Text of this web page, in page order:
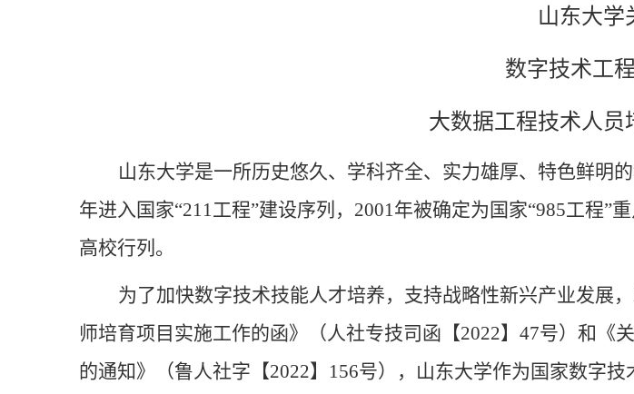
山东大学
数字技术工
大数据工程技术人员
山东大学是一所历史悠久、学科齐全、实力雄厚、特色鲜明
年进入国家“211工程”建设序列，2001年被确定为国家“985工程
高校行列。
为了加快数字技术技能人才培养，支持战略性新兴产业发展
师培育项目实施工作的函》（人社专技司函【2022】47号）和《
的通知》（鲁人社字【2022】156号），山东大学作为国家数字